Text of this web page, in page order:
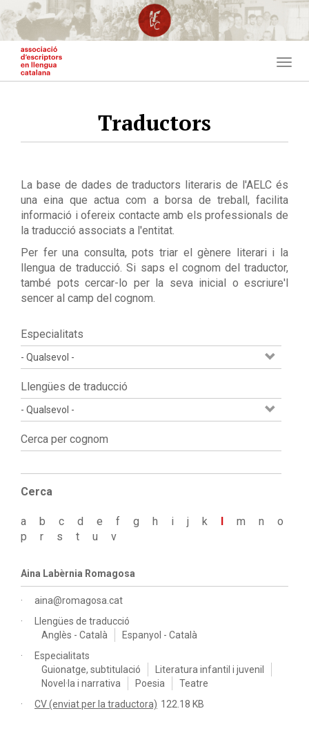
Vés
al
contingut
Traductors
La base de dades de traductors literaris de l'AELC és
una eina que actua com a borsa de treball, facilita
informació i ofereix contacte amb els professionals de
la traducció associats a l'entitat.
Per fer una consulta, pots triar el gènere literari i la
llengua de traducció. Si saps el cognom del traductor,
també pots cercar-lo per la seva inicial o escriure'l
sencer al camp del cognom.
Especialitats
Llengües de traducció
Cerca per cognom
Cerca
a b c d e f g h i j k l m n
o
p
r s t u v
Aina Labèrnia Romagosa
aina@romagosa.cat
Llengües de traducció
Anglès - Català
Espanyol - Català
Especialitats
Guionatge, subtitulació
Literatura infantil i juvenil
Novel·la i narrativa
Poesia
Teatre
CV (enviat per la traductora) 122.18 KB